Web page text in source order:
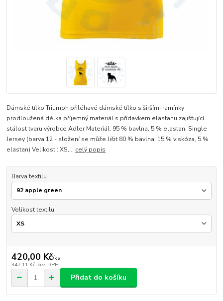
Dámské tílko Triumph přiléhavé dámské tílko s širšími ramínky
prodloužená délka příjemný materiál s přídavkem elastanu zajišťující
stálost tvaru výrobce Adler Materiál: 95 % bavlna, 5 % elastan, Single
Jersey (barva 12 - složení se může lišit 80 % bavlna, 15 % viskóza, 5 %
elastan) Velikosti: XS,... celý popis
Barva textilu
Velikost textilu
420,00 Kč/ks
347,11 Kč bez DPH
Přidat do košíku